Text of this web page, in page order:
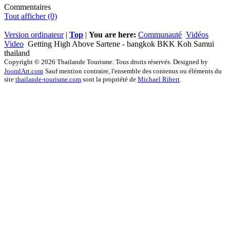
Commentaires
Tout afficher (0)
Version ordinateur| Top | You are here: Communauté Vidéos
Video Getting High Above Sartene - bangkok BKK Koh Samui
thailand
Copyright © 2026 Thailande Tourisme. Tous droits réservés. Designed by
JoomlArt.com Sauf mention contraire, l'ensemble des contenus ou éléments du
site thailande-tourisme.com sont la propriété de Michael Ribert